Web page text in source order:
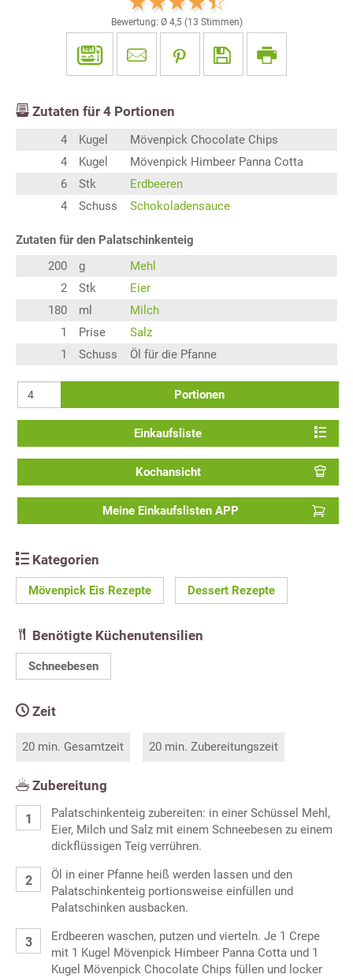
Bewertung: Ø 4,5(13 Stimmen)
Zutaten für 4 Portionen
4 Kugel
Mövenpick Chocolate Chips
4
Kugel
Mövenpick Himbeer Panna Cotta
6
Stk
Erdbeeren
4
Schuss Schokoladensauce
Zutaten für den Palatschinkenteig
200
g
Mehl
2
Stk
Eier
180
ml
Milch
1
Prise
Salz
1
Schuss Öl für die Pfanne
Portionen
Einkaufsliste
Kochansicht
Meine Einkaufslisten APP
Kategorien
Mövenpick Eis Rezepte Dessert Rezepte
Benötigte Küchenutensilien
Schneebesen
Zeit
20 min. Gesamtzeit 20 min. Zubereitungszeit
Zubereitung
Palatschinkenteig zubereiten: in einer Schüssel Mehl,
Eier, Milch und Salz mit einem Schneebesen zu einem
dickflüssigen Teig verrühren.
Öl in einer Pfanne heiß werden lassen und den
Palatschinkenteig portionsweise einfüllen und
Palatschinken ausbacken.
Erdbeeren waschen, putzen und vierteln. Je 1 Crepe
mit 1 Kugel Mövenpick Himbeer Panna Cotta und 1
Kugel Mövenpick Chocolate Chips füllen und locker